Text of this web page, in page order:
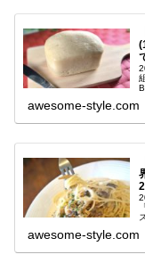
awesome-style.com
awesome-style.com